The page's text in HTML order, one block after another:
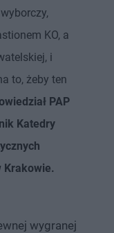
KO, a
i
to, żeby ten
PAP
Katedry
Krakowie.
wygranej